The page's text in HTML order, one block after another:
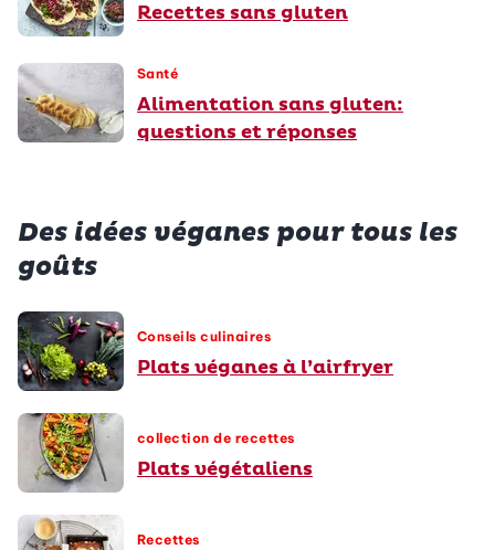
Recettes sans gluten
Santé
Alimentation sans gluten:
questions et réponses
Des idées véganes pour tous les
goûts
Conseils culinaires
Plats véganes à l’airfryer
collection de recettes
Plats végétaliens
Recettes